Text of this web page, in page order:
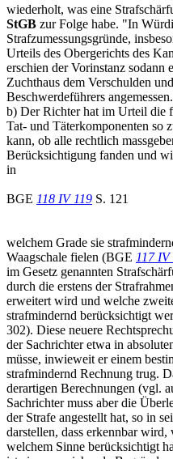
wiederholt, was eine
StGB zur Folge habe. "In
Strafzumessungsgründe,
Urteils des Obergerichts des
erschien der Vorinstanz sodann
Zuchthaus dem Verschulden
Beschwerdeführers angemessen.
b) Der Richter hat im Urteil die
Tat- und Täterkomponenten so
kann, ob alle rechtlich
Berücksichtigung fanden und
in
BGE 118 IV 119 S. 121
welchem Grade sie
Waagschale fielen (BGE 117 IV
im Gesetz genannten
durch die erstens der
erweitert wird und welche
strafmindernd berücksichtigt
302). Diese neuere
der Sachrichter etwa in
müsse, inwieweit er einem
strafmindernd Rechnung trug.
derartigen Berechnungen (vgl.
Sachrichter muss aber die
der Strafe angestellt hat, so in
darstellen, dass erkennbar
welchem Sinne berücksichtigt